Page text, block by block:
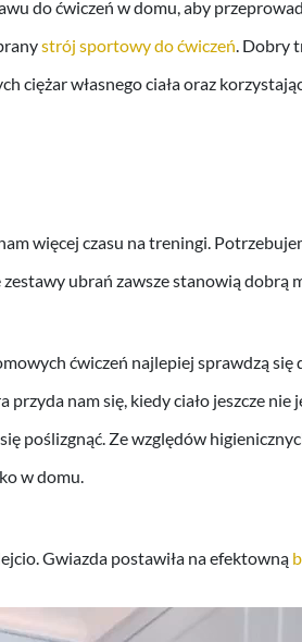
do ćwiczeń w domu, aby
strój sportowy do ćwiczeń. Dobry
ciężar własnego ciała oraz
więcej czasu na treningi.
ubrań zawsze stanowią dobrą
ćwiczeń najlepiej sprawdzą się
nam się, kiedy ciało jeszcze nie
poślizgnąć. Ze względów
w domu.
Gwiazda postawiła na efektowną